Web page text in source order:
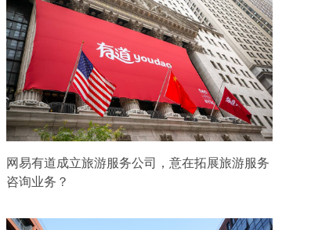
网易有道成立旅游服务公司，意在拓展旅游服务
咨询业务？